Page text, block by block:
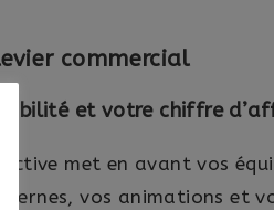
commercial
et votre chiffre
met en avant vos
vos animations et